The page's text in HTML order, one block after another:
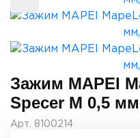
Зажим MAPEI
Specer M 0,5
Арт. 8100214